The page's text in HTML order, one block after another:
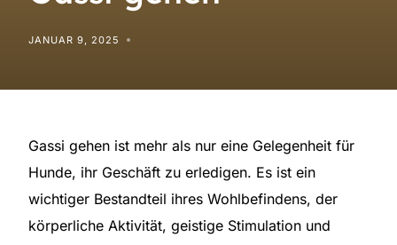
JANUAR 9, 2025
Gassi gehen ist mehr als nur eine Gelegenheit für
Hunde, ihr Geschäft zu erledigen. Es ist ein
wichtiger Bestandteil ihres Wohlbefindens, der
körperliche Aktivität, geistige Stimulation und